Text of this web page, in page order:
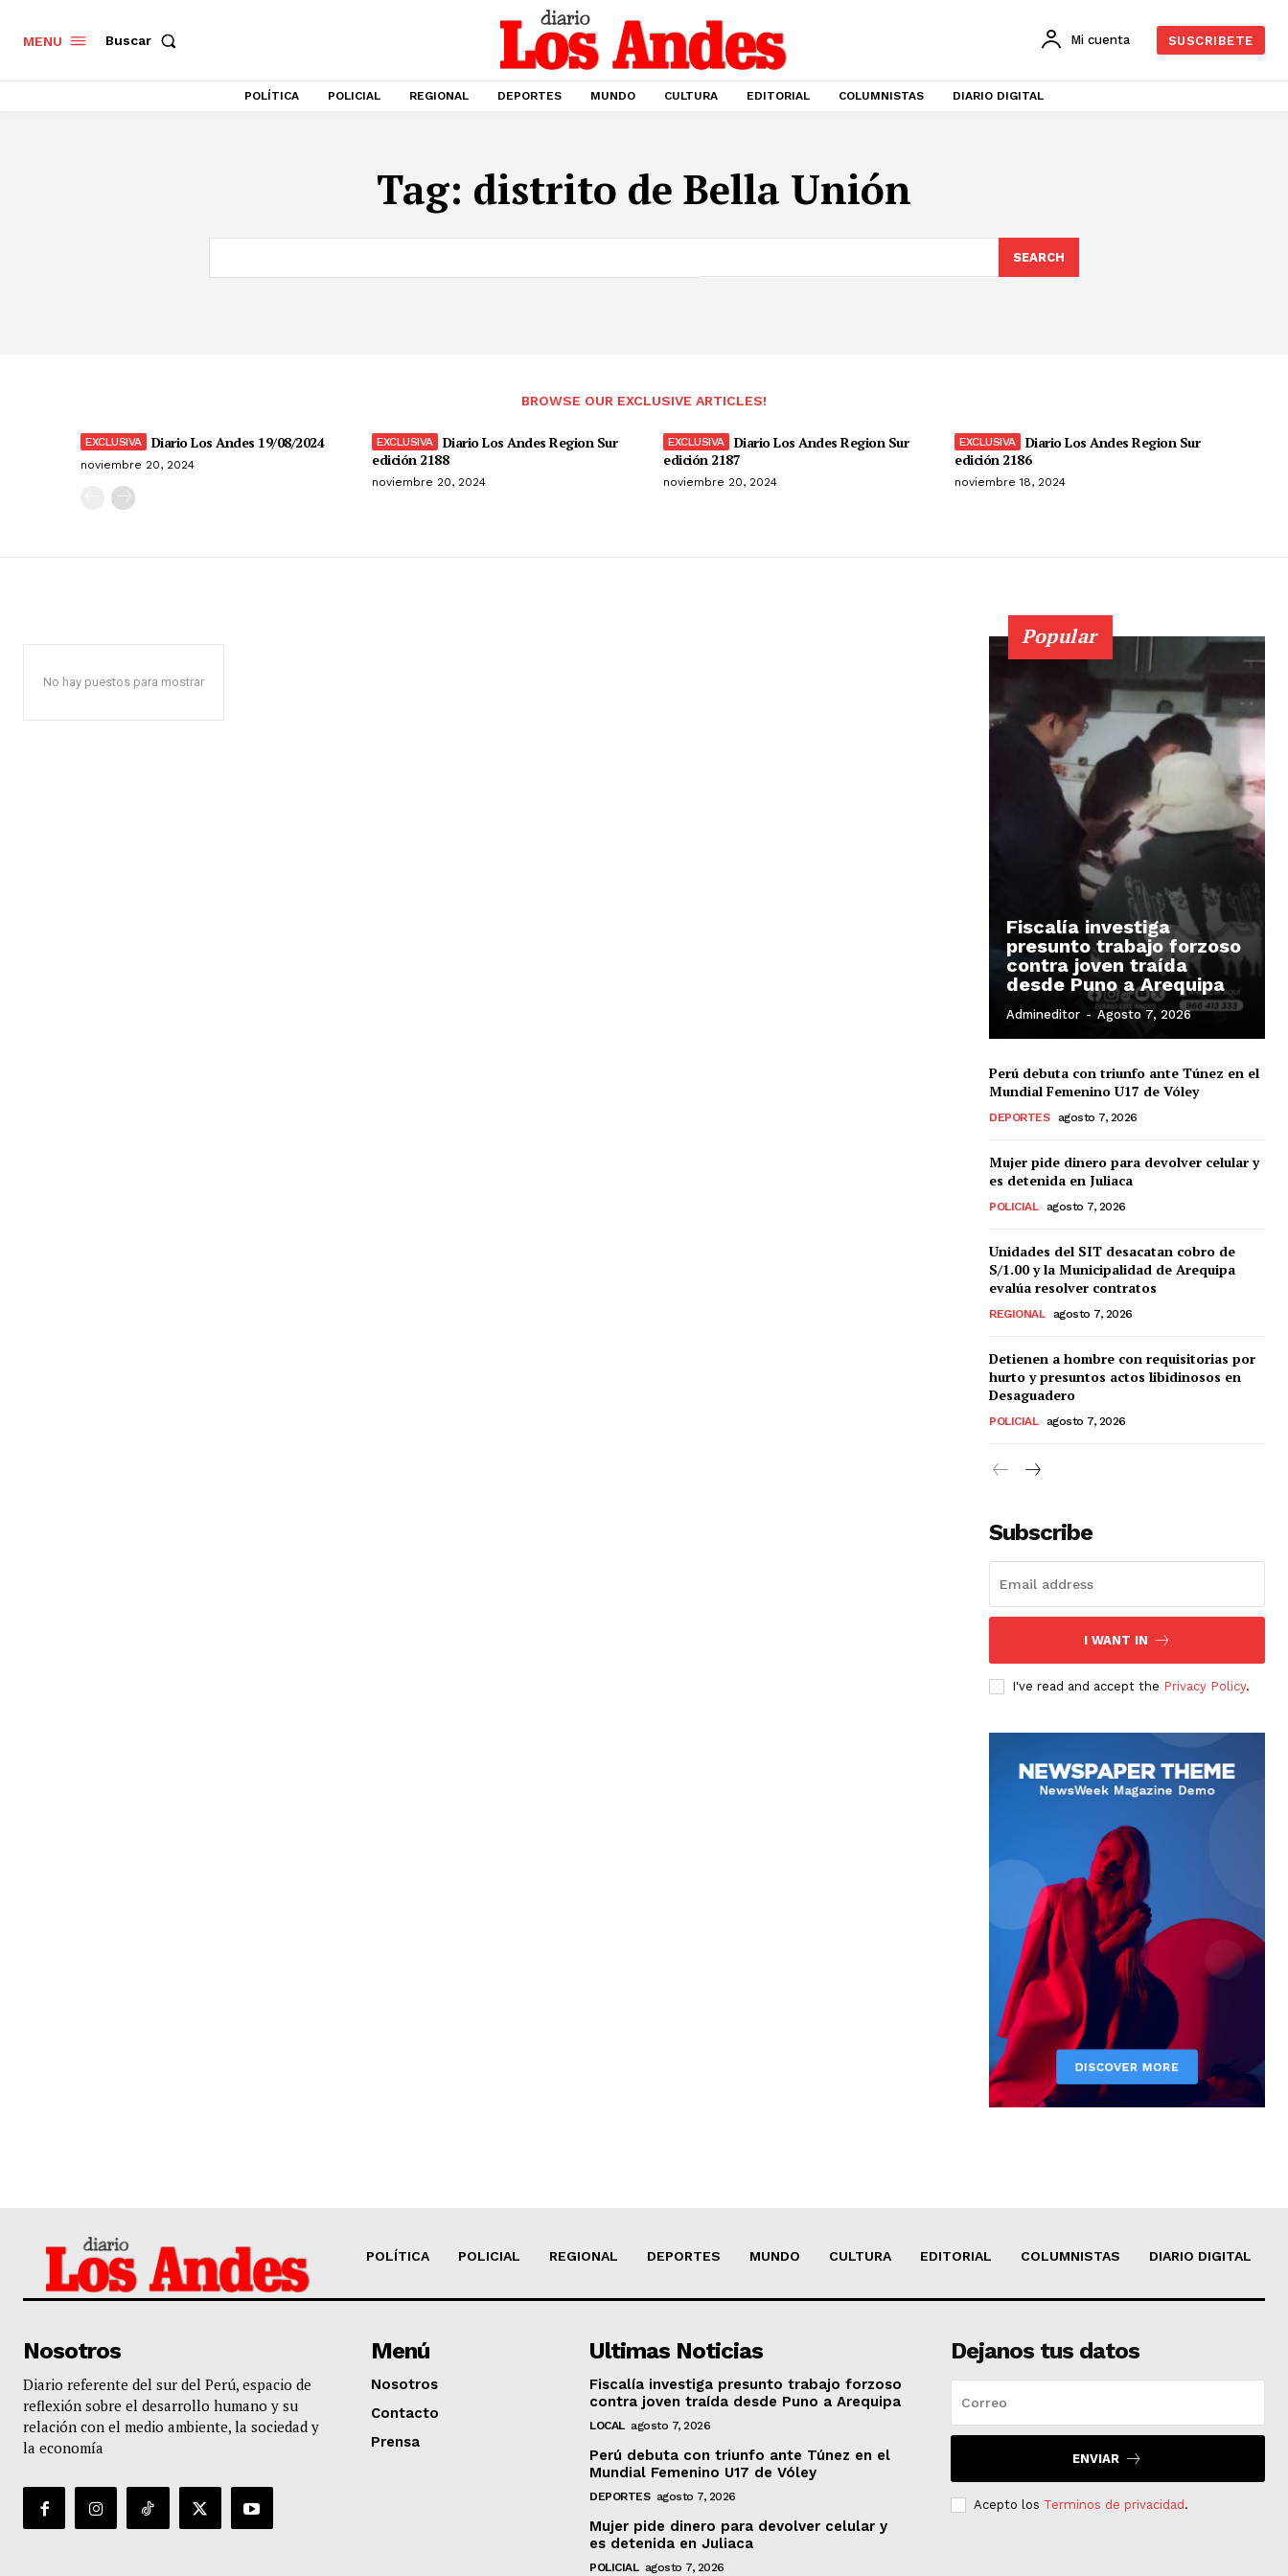
MENU Buscar Mi cuenta SUSCRIBETE
POLÍTICA POLICIAL REGIONAL DEPORTES MUNDO CULTURA EDITORIAL COLUMNISTAS DIARIO DIGITAL
Tag: distrito de Bella Unión
SEARCH
BROWSE OUR EXCLUSIVE ARTICLES!
Diario Los Andes 19/08/2024
noviembre 20, 2024
Diario Los Andes Region Sur
edición 2188
noviembre 20, 2024
Diario Los Andes Region Sur
edición 2187
noviembre 20, 2024
Diario Los Andes Region Sur
edición 2186
noviembre 18, 2024
No hay puestos para mostrar
Popular
Fiscalía investiga
presunto trabajo forzoso
contra joven traída
desde Puno a Arequipa
Admineditor - Agosto 7, 2026
Perú debuta con triunfo ante Túnez en el
Mundial Femenino U17 de Vóley
DEPORTES agosto 7, 2026
Mujer pide dinero para devolver celular y
es detenida en Juliaca
POLICIAL agosto 7, 2026
Unidades del SIT desacatan cobro de
S/1.00 y la Municipalidad de Arequipa
evalúa resolver contratos
REGIONAL agosto 7, 2026
Detienen a hombre con requisitorias por
hurto y presuntos actos libidinosos en
Desaguadero
POLICIAL agosto 7, 2026
Subscribe
I WANT IN
I've read and accept the Privacy Policy.
POLÍTICA POLICIAL REGIONAL DEPORTES MUNDO CULTURA EDITORIAL COLUMNISTAS DIARIO DIGITAL
Nosotros
Diario referente del sur del Perú, espacio de
reflexión sobre el desarrollo humano y su
relación con el medio ambiente, la sociedad y
la economía
Menú
Nosotros
Contacto
Prensa
Ultimas Noticias
Fiscalía investiga presunto trabajo forzoso
contra joven traída desde Puno a Arequipa
LOCAL agosto 7, 2026
Perú debuta con triunfo ante Túnez en el
Mundial Femenino U17 de Vóley
DEPORTES agosto 7, 2026
Mujer pide dinero para devolver celular y
es detenida en Juliaca
POLICIAL agosto 7, 2026
Dejanos tus datos
ENVIAR
Acepto los Terminos de privacidad .